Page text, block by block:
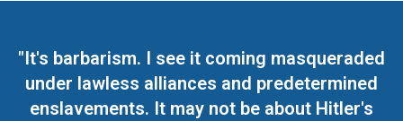
"It's barbarism. I see it coming masqueraded
under lawless alliances and predetermined
enslavements. It may not be about Hitler's